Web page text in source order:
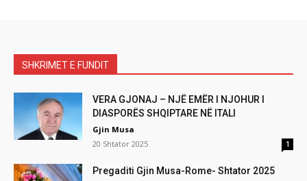
SHKRIMET E FUNDIT
VERA GJONAJ – NJË EMËR I NJOHUR I
DIASPORËS SHQIPTARE NË ITALI
Gjin Musa
20 Shtator 2025
1
Pregaditi Gjin Musa-Rome- Shtator 2025